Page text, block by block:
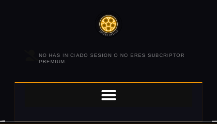
NO HAS INICIADO SESION O NO ERES SUBCRIPTOR
PREMIUM.